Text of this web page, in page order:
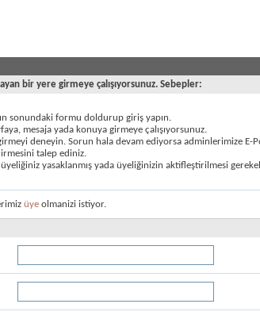
bir yere girmeye çalışıyorsunuz. Sebepler:
sonundaki formu doldurup giriş yapın.
mesaja yada konuya girmeye çalışıyorsunuz.
deneyin. Sorun hala devam ediyorsa adminlerimize E-
talep ediniz.
yasaklanmış yada üyeliğinizin aktifleştirilmesi
üye olmanizi istiyor.